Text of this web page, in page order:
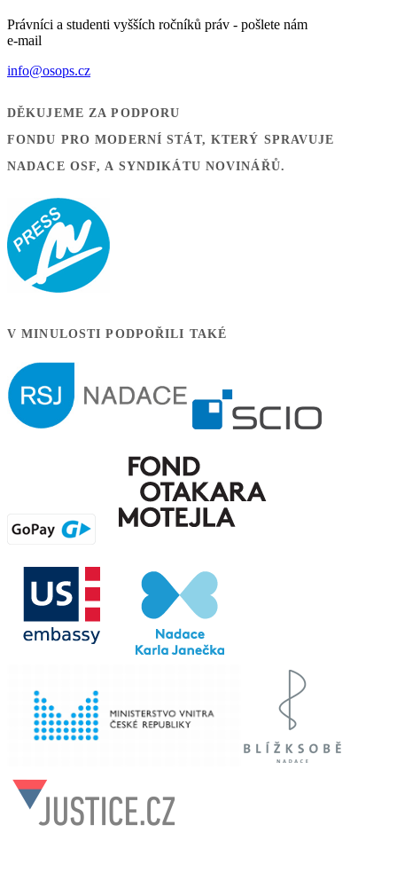
Právníci a studenti vyšších ročníků práv - pošlete nám
e-mail
info@osops.cz
DĚKUJEME ZA PODPORU
FONDU PRO MODERNÍ STÁT, KTERÝ SPRAVUJE
NADACE OSF, A SYNDIKÁTU NOVINÁŘŮ.
V MINULOSTI PODPOŘILI TAKÉ